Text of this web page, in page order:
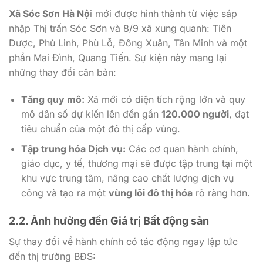
Xã Sóc Sơn Hà Nội mới được hình thành từ việc sáp
nhập Thị trấn Sóc Sơn và 8/9 xã xung quanh: Tiên
Dược, Phù Linh, Phù Lỗ, Đông Xuân, Tân Minh và một
phần Mai Đình, Quang Tiến. Sự kiện này mang lại
những thay đổi căn bản:
Tăng quy mô: Xã mới có diện tích rộng lớn và quy
mô dân số dự kiến lên đến gần 120.000 người, đạt
tiêu chuẩn của một đô thị cấp vùng.
Tập trung hóa Dịch vụ: Các cơ quan hành chính,
giáo dục, y tế, thương mại sẽ được tập trung tại một
khu vực trung tâm, nâng cao chất lượng dịch vụ
công và tạo ra một vùng lõi đô thị hóarõ ràng hơn.
2.2. Ảnh hưởng đến Giá trị Bất động sản
Sự thay đổi về hành chính có tác động ngay lập tức
đến thị trường BĐS: